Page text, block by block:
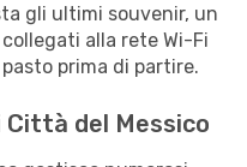
gli ultimi souvenir, un
alla rete Wi-Fi
prima di partire.
del Messico